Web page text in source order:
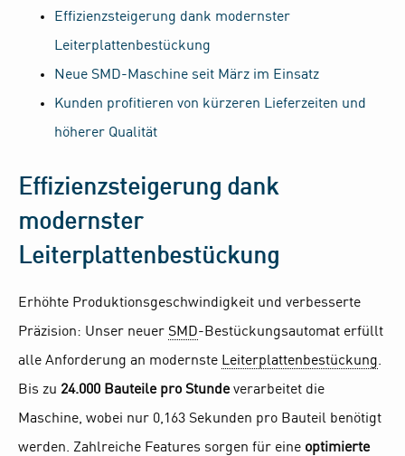
Effizienzsteigerung dank modernster
Leiterplattenbestückung
Neue SMD-Maschine seit März im Einsatz
Kunden profitieren von kürzeren Lieferzeiten und
höherer Qualität
Effizienzsteigerung dank
modernster
Leiterplattenbestückung
Erhöhte Produktionsgeschwindigkeit und verbesserte
Präzision: Unser neuer SMD-Bestückungsautomat erfüllt
alle Anforderung an modernste Leiterplattenbestückung.
Bis zu 24.000 Bauteile pro Stundeverarbeitet die
Maschine, wobei nur 0,163 Sekunden pro Bauteil benötigt
werden. Zahlreiche Features sorgen für eine optimierte